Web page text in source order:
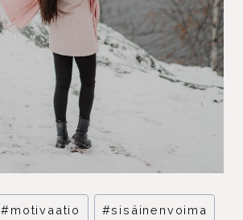
#motivaatio #sisäinenvoima